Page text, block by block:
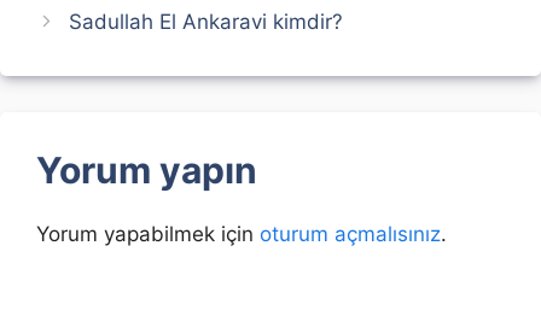
Sadullah El Ankaravi kimdir?
Yorum yapın
Yorum yapabilmek için oturum açmalısınız.